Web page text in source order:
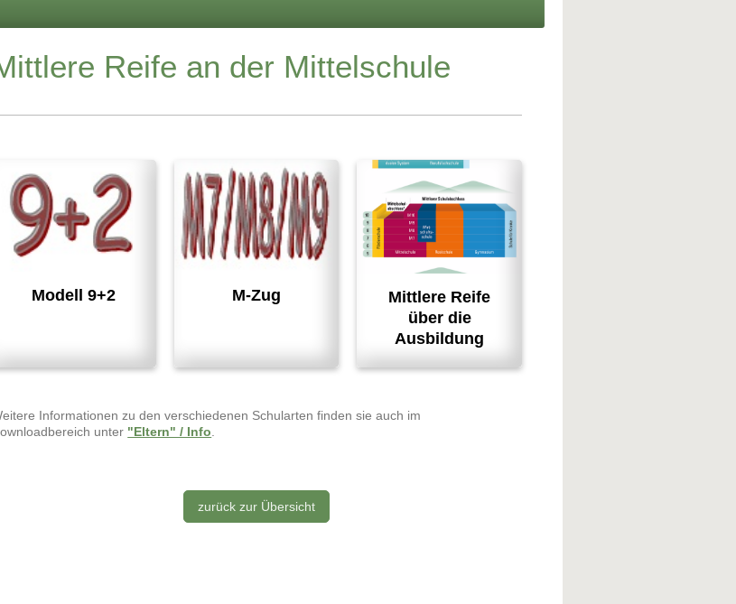
Reife an der Mittelschule
Modell 9+2 M-Zug
Mittlere Reife
über die
Ausbildung
Informationen zu den verschiedenen Schularten finden sie auch im
unter "Eltern" / Info
zurück zur Übersicht